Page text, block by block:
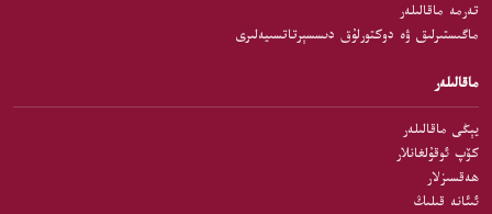
تەرمە ماقالىلەر
ماگىستىرلىق ۋە دوكتورلۇق دىسسېرتاتسىيەلىرى
ماقالىلەر
يېڭى ماقالىلەر
كۆپ ئوقۇلغانلار
ھەقسىزلار
ئىئانە قىلىڭ